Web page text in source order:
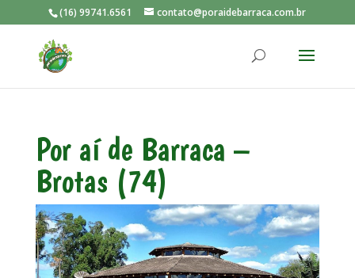
(16) 99741.6561 contato@poraidebarraca.com.br
Por aí de Barraca –
Brotas (74)